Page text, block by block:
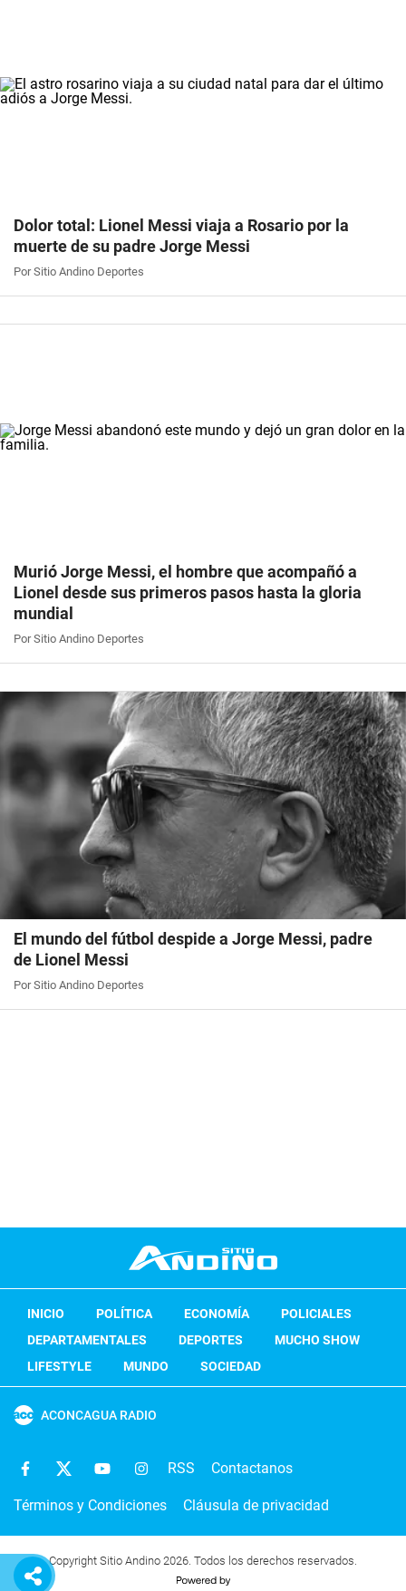
Dolor total: Lionel Messi viaja a Rosario por la
muerte de su padre Jorge Messi
Por Sitio Andino Deportes
Murió Jorge Messi, el hombre que acompañó a
Lionel desde sus primeros pasos hasta la gloria
mundial
Por Sitio Andino Deportes
El mundo del fútbol despide a Jorge Messi, padre
de Lionel Messi
Por Sitio Andino Deportes
INICIO POLÍTICA ECONOMÍA
POLICIALES
DEPARTAMENTALES
DEPORTES
MUCHO SHOW
LIFESTYLE
MUNDO SOCIEDAD
ACONCAGUA RADIO
RSS Contactanos
Términos y Condiciones Cláusula de privacidad
Copyright Sitio Andino 2026. Todos los derechos reservados.